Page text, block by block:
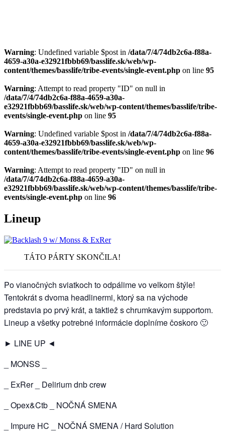
Warning: Undefined variable $post in /data/7/4/74db2c6a-f88a-
4659-a30a-e32921fbbb69/basslife.sk/web/wp-
content/themes/basslife/tribe-events/single-event.php on line 95
Warning: Attempt to read property "ID" on null in
/data/7/4/74db2c6a-f88a-4659-a30a-
e32921fbbb69/basslife.sk/web/wp-content/themes/basslife/tribe-
events/single-event.php on line 95
Warning: Undefined variable $post in /data/7/4/74db2c6a-f88a-
4659-a30a-e32921fbbb69/basslife.sk/web/wp-
content/themes/basslife/tribe-events/single-event.php on line 96
Warning: Attempt to read property "ID" on null in
/data/7/4/74db2c6a-f88a-4659-a30a-
e32921fbbb69/basslife.sk/web/wp-content/themes/basslife/tribe-
events/single-event.php on line 96
Lineup
TÁTO PÁRTY SKONČILA!
Po vianočných sviatkoch to odpálime vo velkom štýle!
Tentokrát s dvoma headlinermi, ktorý sa na východe
predstavia po prvý krát, a taktiež s chrumkavým supportom.
Lineup a všetky potrebné informácie doplníme čoskoro 🙂
► LINE UP ◄
_ MONSS _
_ ExRer _ Delirium dnb crew
_ Opex&Ctb _ NOČNÁ SMENA
_ Impure HC _ NOČNÁ SMENA / Hard Solution